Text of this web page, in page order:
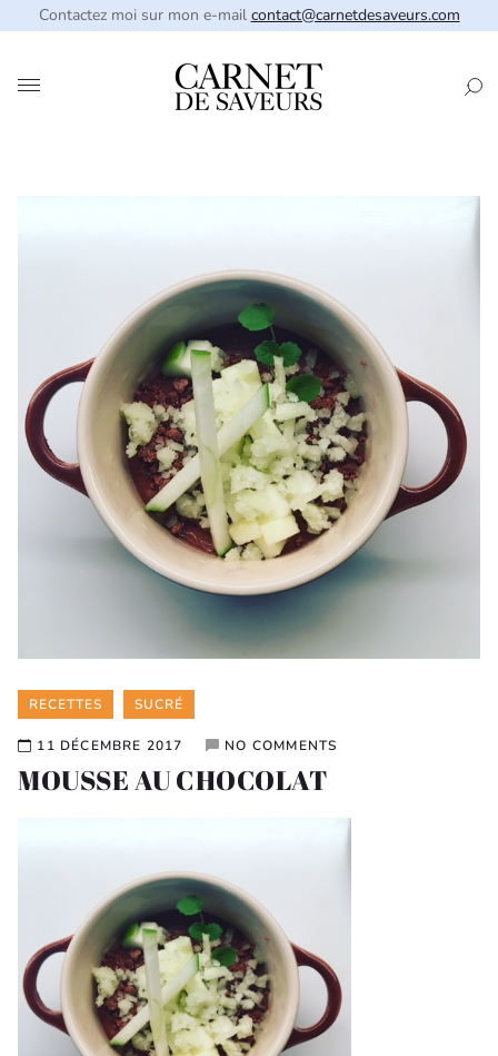
Contactez moi sur mon e-mail contact@carnetdesaveurs.com
Categories
RECETTES SUCRÉ
11 DÉCEMBRE 2017 NO COMMENTS
MOUSSE AU CHOCOLAT